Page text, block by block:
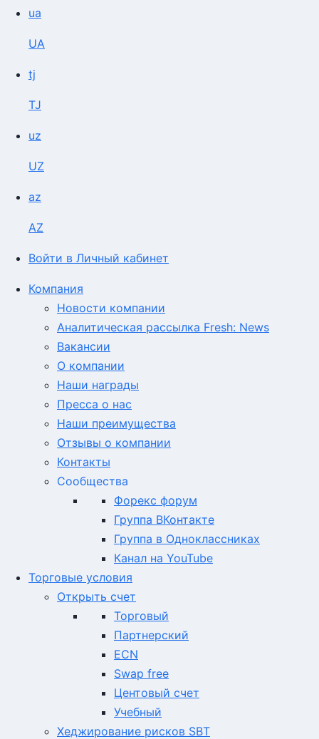
ua
UA
tj
TJ
uz
UZ
az
AZ
Войти в Личный кабинет
Компания
Новости компании
Аналитическая рассылка Fresh: News
Вакансии
О компании
Наши награды
Пресса о нас
Наши преимущества
Отзывы о компании
Контакты
Сообщества
Форекс форум
Группа ВКонтакте
Группа в Одноклассниках
Канал на YouTube
Торговые условия
Открыть счет
Торговый
Партнерский
ECN
Swap free
Центовый счет
Учебный
Хеджирование рисков SBT